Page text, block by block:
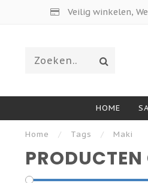
Veilig winkelen,
HOME
Home / Tags / Maki